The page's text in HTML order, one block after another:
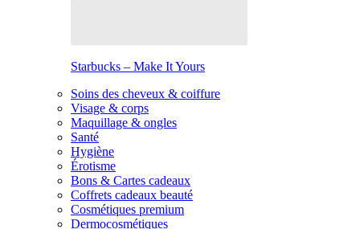
Starbucks – Make It Yours
Soins des cheveux & coiffure
Visage & corps
Maquillage & ongles
Santé
Hygiène
Érotisme
Bons & Cartes cadeaux
Coffrets cadeaux beauté
Cosmétiques premium
Dermocosmétiques